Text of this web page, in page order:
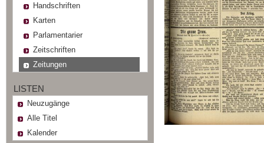
Handschriften
Karten
Parlamentarier
Zeitschriften
Zeitungen
LISTEN
Neuzugänge
Alle Titel
Kalender